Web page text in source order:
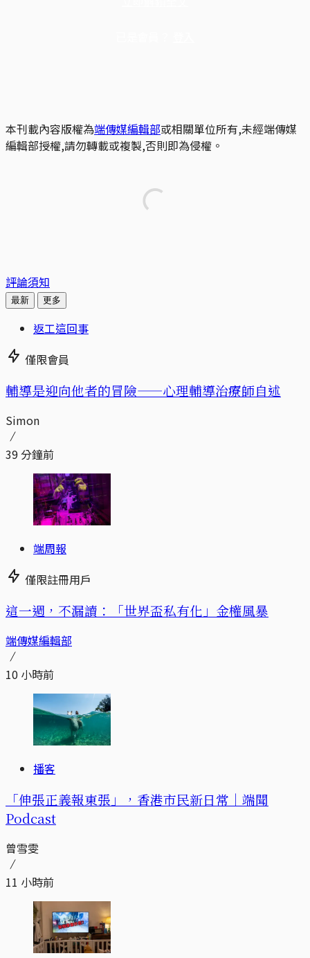
本刊載內容版權為端傳媒編輯部或相關單位所有,未經端傳媒
編輯部授權,請勿轉載或複製,否則即為侵權。
評論須知
最新 更多
返工這回事
僅限會員
輔導是迎向他者的冒險——心理輔導治療師自述
Simon
39 分鐘前
端周報
僅限註冊用戶
這一週，不漏讀：「世界盃私有化」金權風暴
端傳媒編輯部
10 小時前
播客
「伸張正義報東張」，香港市民新日常｜端聞
Podcast
曾雪雯
11 小時前